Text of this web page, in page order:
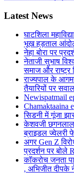
Latest News
घाटशिला
भूख हड़ताल
नेहा बोरा पर
नेताजी सुभाष
समाज और राष्ट्र
राज्यपाल के
तैयारियों पर
Newispatmail
Chamaktaaina
सिडनी में गूंजा
केशवजी छगनलाल
ब्राइडल ज्वेलरी
अगर Gen Z
प्रदर्शन पर बोले
कॉकरोच जनता
, अभिजीत दीपके ने